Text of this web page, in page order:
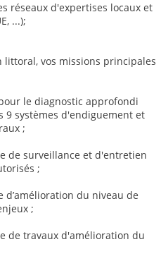
réseaux d'expertises locaux et
...);
littoral, vos missions principales
le diagnostic approfondi
9 systèmes d'endiguement et
;
de surveillance et d'entretien
;
du niveau de
;
de travaux d'amélioration du